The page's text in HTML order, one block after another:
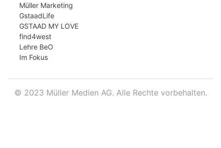
Müller Marketing
GstaadLife
GSTAAD MY LOVE
find4west
Lehre BeO
Im Fokus
© 2023 Müller Medien AG. Alle Rechte vorbehalten.